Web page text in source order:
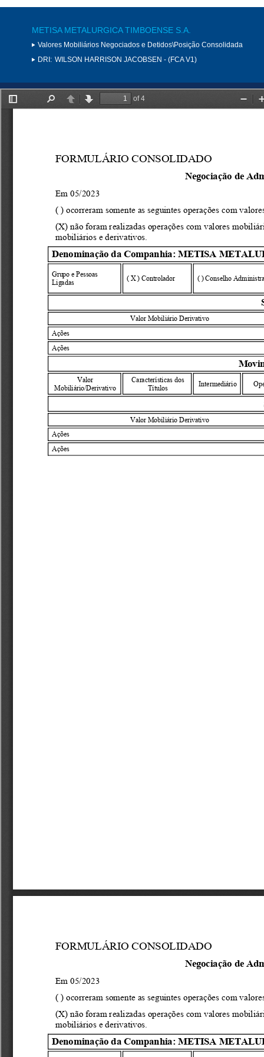
METISA METALURGICA TIMBOENSE S.A.
Valores Mobiliários Negociados e Detidos\Posição Consolidada
DRI: WILSON HARRISON JACOBSEN - (FCA V1)